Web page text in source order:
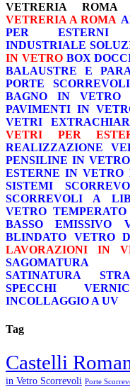
VETRERIA ROMA
VETRERIA A ROMA
PER ESTERNI
INDUSTRIALE
IN VETRO BOX
BALAUSTRE E
PORTE SCORREVOLI
BAGNO IN VETRO
PAVIMENTI IN
VETRI
VETRI PER
REALIZZAZIONE
PENSILINE IN VETRO
ESTERNE IN VETRO
SISTEMI
SCORREVOLI A
VETRO TEMPERATO
BASSO EMISSIVO
BLINDATO
VETRO
LAVORAZIONI IN
SAGOMATURA
SATINATURA
SPECCHI
INCOLLAGGIO A UV
Tag
Castelli
in Vetro Scorrevoli Porte